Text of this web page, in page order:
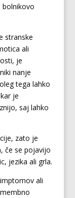
bolnikovo
stranske
ali
je
nanje
tega lahko
je
saj lahko
zato je
če se pojavijo
jezika ali grla.
ali